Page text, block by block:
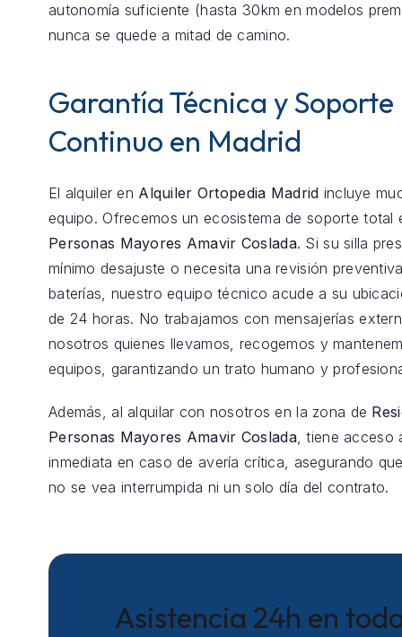
autonomía suficiente (hasta 30km en modelos
nunca se quede a mitad de camino.
Garantía Técnica y Soporte
Continuo en Madrid
El alquiler en Alquiler Ortopedia Madrid incluye
equipo. Ofrecemos un ecosistema de soporte total
Personas Mayores Amavir Coslada. Si su silla
mínimo desajuste o necesita una revisión
baterías, nuestro equipo técnico acude a su
de 24 horas. No trabajamos con mensajerías
nosotros quienes llevamos, recogemos y
equipos, garantizando un trato humano y
Además, al alquilar con nosotros en la zona de
Personas Mayores Amavir Coslada, tiene acceso
inmediata en caso de avería crítica, asegurando
no se vea interrumpida ni un solo día del contrato.
Asistencia 24h en